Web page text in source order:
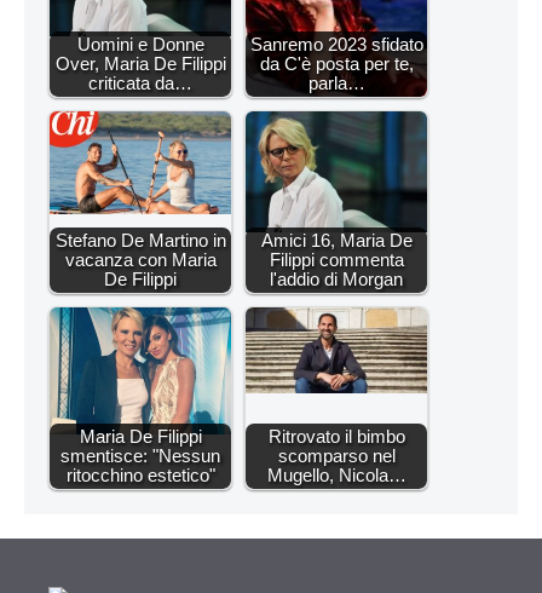
Uomini e Donne
Over, Maria De Filippi
criticata da…
Sanremo 2023 sfidato
da C'è posta per te,
parla…
Stefano De Martino in
vacanza con Maria
De Filippi
Amici 16, Maria De
Filippi commenta
l'addio di Morgan
Maria De Filippi
smentisce: "Nessun
ritocchino estetico"
Ritrovato il bimbo
scomparso nel
Mugello, Nicola…